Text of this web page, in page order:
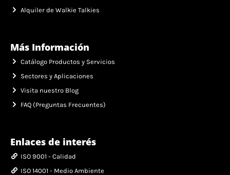
Alquiler de Walkie Talkies
Más Información
Catálogo Productos y Servicios
Sectores y Aplicaciones
Visita nuestro Blog
FAQ (Preguntas Frecuentes)
Enlaces de interés
ISO 9001 - Calidad
ISO 14001 - Medio Ambiente